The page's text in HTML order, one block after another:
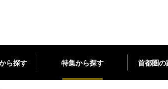
ら探す 特集から探す 首都圏の